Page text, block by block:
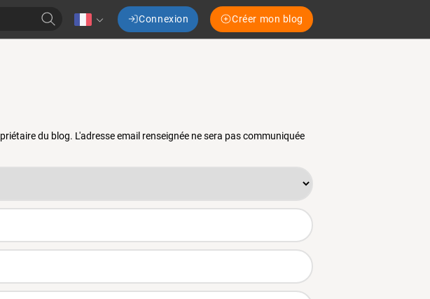
Connexion Créer mon blog
du blog. L'adresse email renseignée ne sera pas communiquée